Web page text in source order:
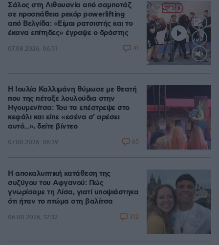
Loaded
Σάλος στη Λιθουανία από σαμποτάζ
σε προσπάθεια ρεκόρ powerlifting
από Βελγίδα: «Είμαι ρατσιστής και το
έκανα επίτηδες» έγραψε ο δράστης
07.08.2026, 06:51 41
Η Ιουλία Καλλιμάνη θύμωσε με θεατή
που της πέταξε λουλούδια στην
Ηγουμενίτσα: Του τα επέστρεψε στο
κεφάλι και είπε «εσένα σ' αρέσει
αυτό...», δείτε βίντεο
07.08.2026, 06:39 65
Η αποκαλυπτική κατάθεση της
συζύγου του Αφγανού: Πώς
γνωρίσαμε τη Λίσα, γιατί υποψιάστηκα
ότι ήταν το πτώμα στη βαλίτσα
06.08.2026, 12:32 312